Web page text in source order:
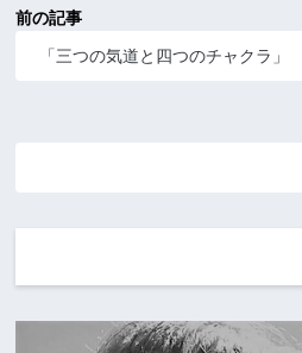
前の記事
「三つの気道と四つのチャクラ」